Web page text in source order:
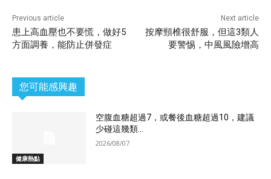
Previous article
患上高血壓也不要慌，做好5
方面調養，能防止併發症
Next article
按摩頸椎很舒服，但這3類人
要警惕，中風風險增高
您可能感興趣
健康熱點
空腹血糖超過7，或餐後血糖超過10，建議
少碰這幾類...
2026/08/07